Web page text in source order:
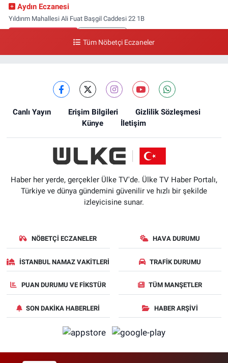
Aydın Eczanesi
Yıldırım Mahallesi Ali Fuat Başgil Caddesi 22 1B
Tüm Nöbetçi Eczaneler
Canlı Yayın Erişim Bilgileri
Gizlilik Sözleşmesi
Künye
İletişim
Haber her yerde, gerçekler Ülke TV'de. Ülke TV Haber Portalı,
Türkiye ve dünya gündemini güvenilir ve hızlı bir şekilde
izleyicisine sunar.
NÖBETÇI ECZANELER HAVA DURUMU
İSTANBUL NAMAZ VAKITLERI TRAFIK DURUMU
PUAN DURUMU VE FIKSTÜR TÜM MANŞETLER
SON DAKIKA HABERLERI HABER ARŞIVI